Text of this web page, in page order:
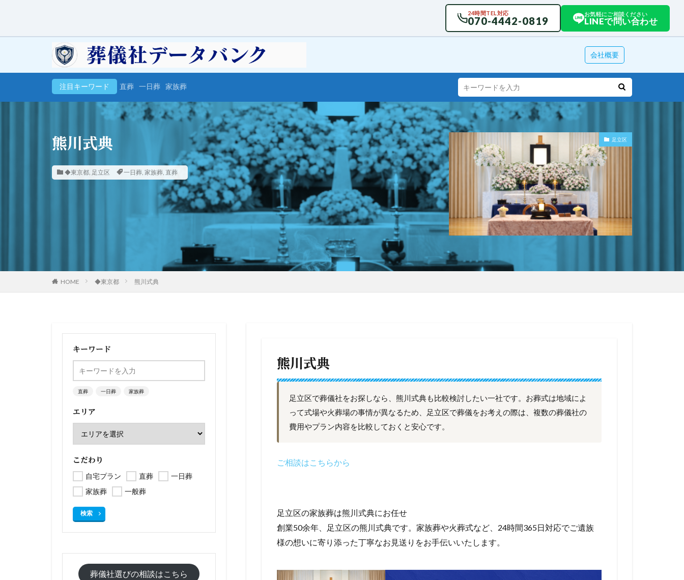
24時間TEL対応
070-4442-0819
お気軽にご相談ください
LINEで問い合わせ
会社概要
注目キーワード 直葬 一日葬 家族葬
熊川式典
◆東京都, 足立区 一日葬, 家族葬, 直葬
足立区
HOME ◆東京都 熊川式典
熊川式典
足立区で葬儀社をお探しなら、熊川式典も比較検討したい一社です。お葬式は地域によ
って式場や火葬場の事情が異なるため、足立区で葬儀をお考えの際は、複数の葬儀社の
費用やプラン内容を比較しておくと安心です。
ご相談はこちらから
足立区の家族葬は熊川式典にお任せ
創業50余年、足立区の熊川式典です。家族葬や火葬式など、24時間365日対応でご遺族
様の想いに寄り添った丁寧なお見送りをお手伝いいたします。
キーワード
直葬 一日葬 家族葬
エリア
こだわり
自宅プラン 直葬
一日葬
家族葬
一般葬
検索
葬儀社選びの相談はこちら